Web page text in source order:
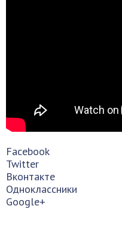
Facebook
Twitter
Вконтакте
Одноклассники
Google+